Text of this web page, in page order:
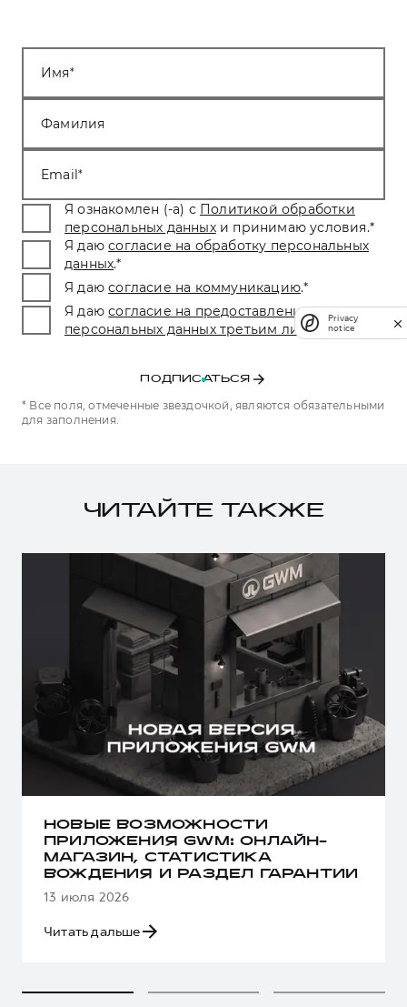
Имя
Фамилия
Email
Я ознакомлен (-а) с Политикой обработки
персональных данных и принимаю условия.*
Я даю согласие на обработку персональных
данных.*
Я даю согласие на коммуникацию.*
Я даю согласие на предоставление
персональных данных третьим лицам.*
ПОДПИСАТЬСЯ
* Все поля, отмеченные звездочкой, являются обязательными
для заполнения.
ЧИТАЙТЕ ТАКЖЕ
НОВЫЕ ВОЗМОЖНОСТИ
ПРИЛОЖЕНИЯ GWM: ОНЛАЙН-
МАГАЗИН, СТАТИСТИКА
ВОЖДЕНИЯ И РАЗДЕЛ ГАРАНТИИ
13 июля 2026
Читать дальше
Privacy
notice